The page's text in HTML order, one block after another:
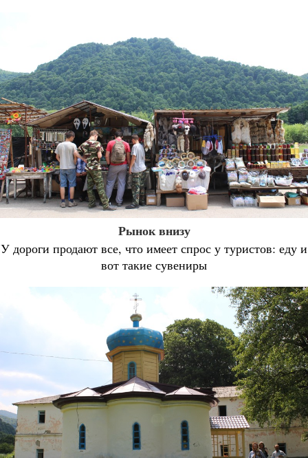
Рынок внизу
У дороги продают все, что имеет спрос у туристов: еду и
вот такие сувениры